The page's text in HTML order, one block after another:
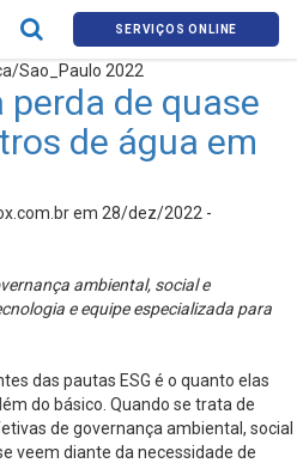
SERVIÇOS ONLINE
Sao_Paulo 2022
de quase
de água em
em 28/dez/2022 -
ambiental, social e
e equipe especializada para
das pautas ESG é o quanto elas
do básico. Quando se trata de
de governança ambiental, social
veem diante da necessidade de